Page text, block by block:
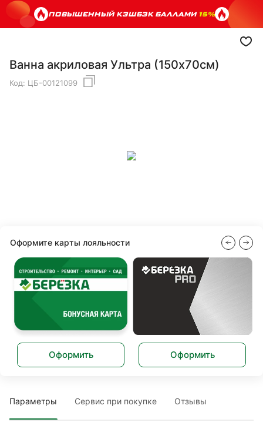
ПОВЫШЕННЫЙ КЭШБЭК БАЛЛАМИ15%
Ванна акриловая Ультра (150х70см)
Код: ЦБ-00121099
Оформите карты лояльности
Оформить Оформить
Параметры Сервис при покупке Отзывы